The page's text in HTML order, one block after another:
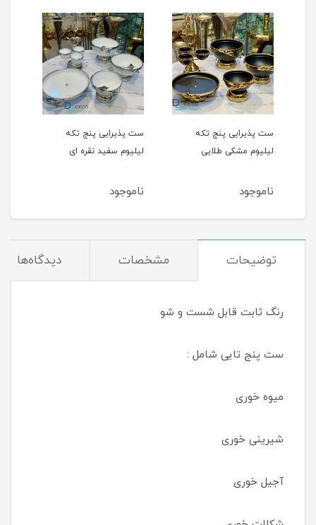
ست پذیرایی پنج تکه
لیلیوم سفید نقره ای
ناموجود
ست پذیرایی پنج تکه
لیلیوم مشکی نقره ای
ناموجود
توضیحات مشخصات دیدگاه‌ها
رنگ ثابت قابل شست و شو
ست پنج تایی شامل :
میوه خوری
شیرینی خوری
آجیل خوری